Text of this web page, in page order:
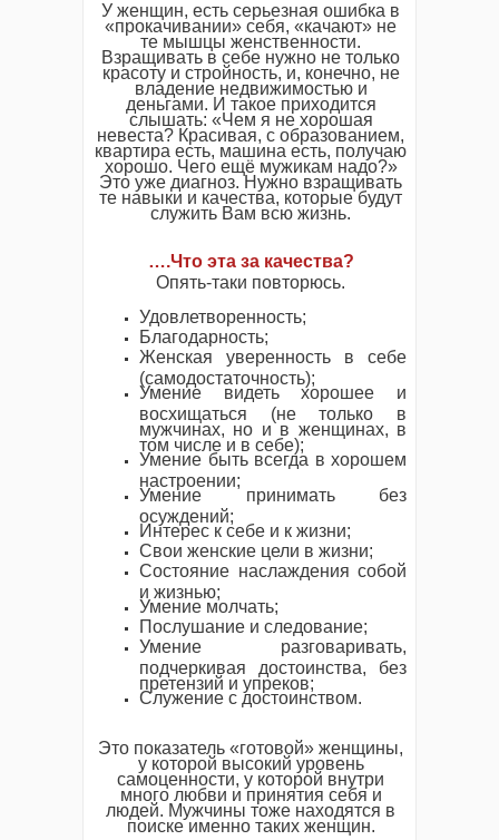
У женщин, есть серьезная ошибка в
«прокачивании» себя, «качают» не
те мышцы женственности.
Взращивать в себе нужно не только
красоту и стройность, и, конечно, не
владение недвижимостью и
деньгами. И такое приходится
слышать: «Чем я не хорошая
невеста? Красивая, с образованием,
квартира есть, машина есть, получаю
хорошо. Чего ещё мужикам надо?»
Это уже диагноз. Нужно взращивать
те навыки и качества, которые будут
служить Вам всю жизнь.
….Что эта за качества?
Опять-таки повторюсь.
Удовлетворенность;
Благодарность;
Женская уверенность в себе
(самодостаточность);
Умение видеть хорошее и
восхищаться (не только в
мужчинах, но и в женщинах, в
том числе и в себе);
Умение быть всегда в хорошем
настроении;
Умение принимать без
осуждений;
Интерес к себе и к жизни;
Свои женские цели в жизни;
Состояние наслаждения собой
и жизнью;
Умение молчать;
Послушание и следование;
Умение разговаривать,
подчеркивая достоинства, без
претензий и упреков;
Служение с достоинством.
Это показатель «готовой» женщины,
у которой высокий уровень
самоценности, у которой внутри
много любви и принятия себя и
людей. Мужчины тоже находятся в
поиске именно таких женщин.